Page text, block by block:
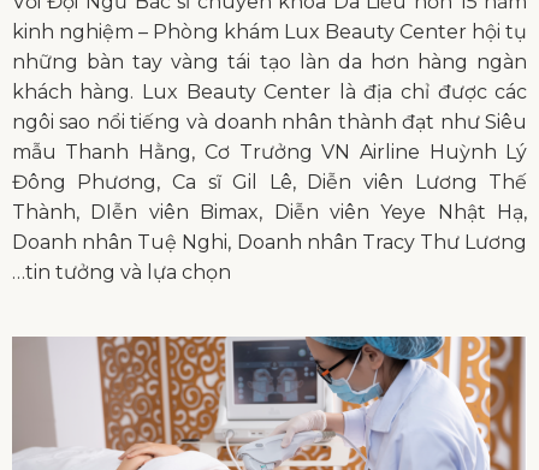
kinh nghiệm – Phòng khám Lux Beauty Center hội tụ
những bàn tay vàng tái tạo làn da hơn hàng ngàn
khách hàng. Lux Beauty Center là địa chỉ được các
ngôi sao nổi tiếng và doanh nhân thành đạt như Siêu
mẫu Thanh Hằng, Cơ Trưởng VN Airline Huỳnh Lý
Đông Phương, Ca sĩ Gil Lê, Diễn viên Lương Thế
Thành, DIễn viên Bimax, Diễn viên Yeye Nhật Hạ,
Doanh nhân Tuệ Nghi, Doanh nhân Tracy Thư Lương
…tin tưởng và lựa chọn